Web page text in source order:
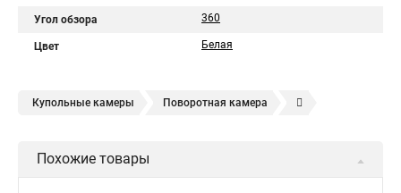
Угол обзора 360
Цвет Белая
Купольные камеры Поворотная камера
Камера видеонаблюдения hikvision
Похожие товары